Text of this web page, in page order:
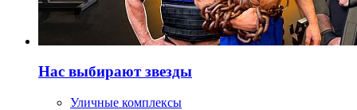
Нас выбирают звезды
Уличные комплексы